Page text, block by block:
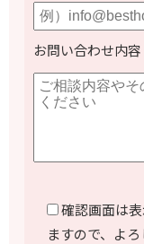
お問い合わせ内容
確認画面は
ますので、よ